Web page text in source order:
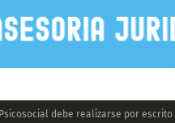
debe realizarse por escrito